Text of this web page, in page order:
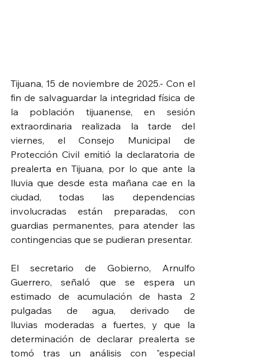
Tijuana, 15 de noviembre de 2025.- Con el
fin de salvaguardar la integridad física de
la población tijuanense, en sesión
extraordinaria realizada la tarde del
viernes, el Consejo Municipal de
Protección Civil emitió la declaratoria de
prealerta en Tijuana, por lo que ante la
lluvia que desde esta mañana cae en la
ciudad, todas las dependencias
involucradas están preparadas, con
guardias permanentes, para atender las
contingencias que se pudieran presentar.
El secretario de Gobierno, Arnulfo
Guerrero, señaló que se espera un
estimado de acumulación de hasta 2
pulgadas de agua, derivado de
lluvias moderadas a fuertes, y que la
determinación de declarar prealerta se
tomó tras un análisis con "especial